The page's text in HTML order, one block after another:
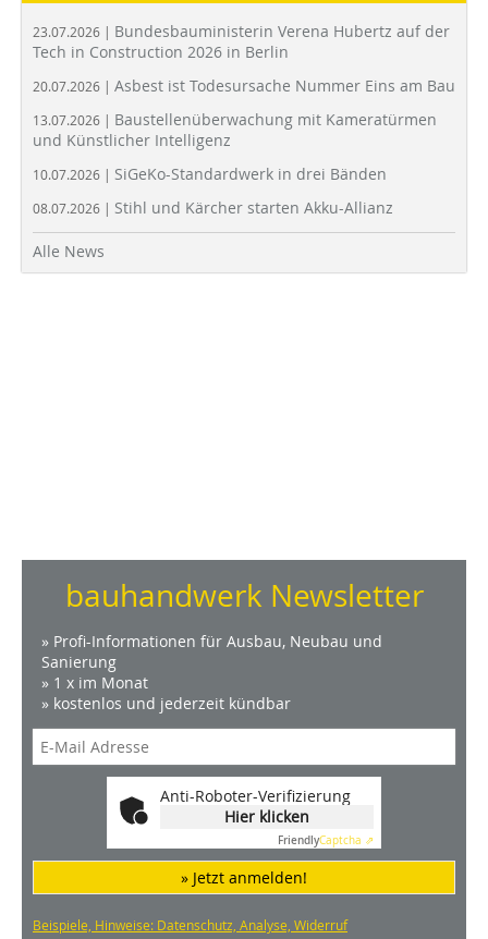
23.07.2026 | Bundesbauministerin Verena Hubertz auf der
Tech in Construction 2026 in Berlin
20.07.2026 | Asbest ist Todesursache Nummer Eins am Bau
13.07.2026 | Baustellenüberwachung mit Kameratürmen
und Künstlicher Intelligenz
10.07.2026 | SiGeKo-Standardwerk in drei Bänden
08.07.2026 | Stihl und Kärcher starten Akku-Allianz
Alle News
bauhandwerk Newsletter
» Profi-Informationen für Ausbau, Neubau und
Sanierung
» 1 x im Monat
» kostenlos und jederzeit kündbar
Anti-Roboter-Verifizierung
Hier klicken
FriendlyCaptcha ⇗
» Jetzt anmelden!
Beispiele, Hinweise: Datenschutz, Analyse, Widerruf